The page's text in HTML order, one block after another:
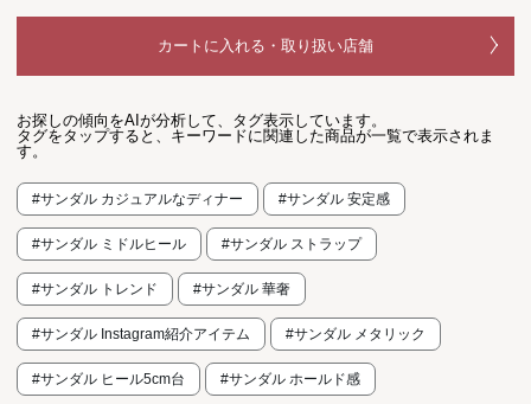
カートに入れる・取り扱い店舗
お探しの傾向をAIが分析して、タグ表示しています。
タグをタップすると、キーワードに関連した商品が一覧で表示されま
す。
#サンダル カジュアルなディナー #サンダル 安定感
#サンダル ミドルヒール #サンダル ストラップ
#サンダル トレンド #サンダル 華奢
#サンダル Instagram紹介アイテム #サンダル メタリック
#サンダル ヒール5cm台 #サンダル ホールド感